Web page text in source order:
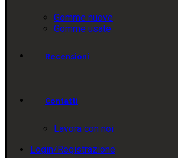
Gomme nuove
Gomme usate
Recensioni
Contatti
Lavora con noi
Login/Registrazione